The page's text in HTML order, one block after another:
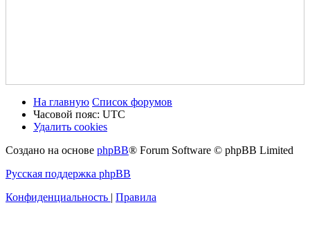
На главную Список форумов
Часовой пояс: UTC
Удалить cookies
Создано на основе phpBB® Forum Software © phpBB Limited
Русская поддержка phpBB
Конфиденциальность | Правила